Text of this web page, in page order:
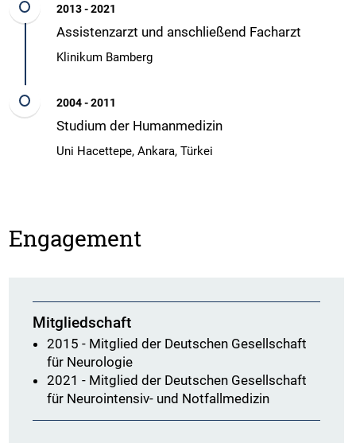
2013 - 2021
Assistenzarzt und anschließend Facharzt
Klinikum Bamberg
2004 - 2011
Studium der Humanmedizin
Uni Hacettepe, Ankara, Türkei
Engagement
Mitgliedschaft
2015 - Mitglied der Deutschen Gesellschaft
für Neurologie
2021 - Mitglied der Deutschen Gesellschaft
für Neurointensiv- und Notfallmedizin